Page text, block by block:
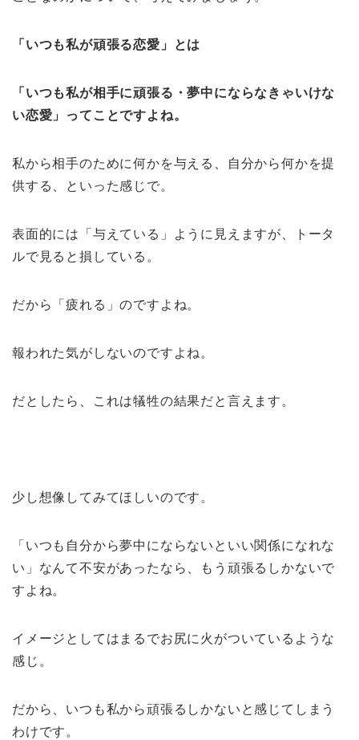
「いつも私が頑張る恋愛」とは
「いつも私が相手に頑張る・夢中にならなきゃいけな
い恋愛」ってことですよね。
私から相手のために何かを与える、自分から何かを提
供する、といった感じで。
表面的には「与えている」ように見えますが、トータ
ルで見ると損している。
だから「疲れる」のですよね。
報われた気がしないのですよね。
だとしたら、これは犠牲の結果だと言えます。
少し想像してみてほしいのです。
「いつも自分から夢中にならないといい関係になれな
い」なんて不安があったなら、もう頑張るしかないで
すよね。
イメージとしてはまるでお尻に火がついているような
感じ。
だから、いつも私から頑張るしかないと感じてしまう
わけです。